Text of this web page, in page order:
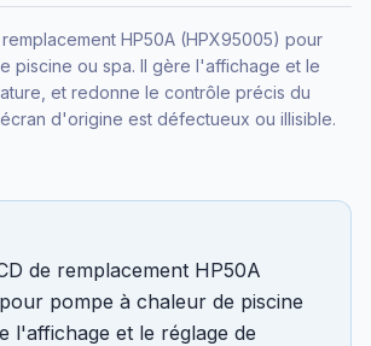
HP50A (HPX95005) pour
piscine ou spa. Il gère l'affichage et le
et redonne le contrôle précis du
d'origine est défectueux ou illisible.
de remplacement HP50A
pompe à chaleur de piscine
l'affichage et le réglage de